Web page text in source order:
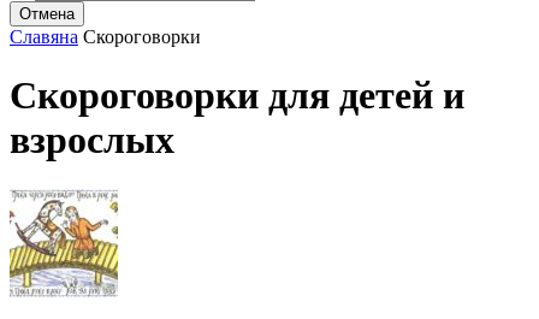
Отмена
Славяна Скороговорки
Скороговорки для детей и
взрослых